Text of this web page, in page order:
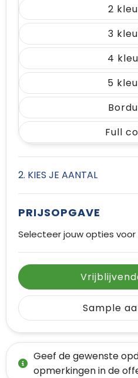
2
3
4
5
Full
2. KIES JE AANTAL
PRIJSOPGAVE
Selecteer jouw opties
Sample
Geef de gewenste
opmerkingen in de